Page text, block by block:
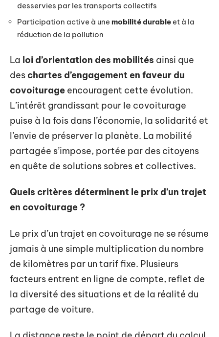
desservies par les transports collectifs
Participation active à une mobilité durable et à la
réduction de la pollution
La loi d’orientation des mobilités ainsi que
des chartes d’engagement en faveur du
covoiturage encouragent cette évolution.
L’intérêt grandissant pour le covoiturage
puise à la fois dans l’économie, la solidarité et
l’envie de préserver la planète. La mobilité
partagée s’impose, portée par des citoyens
en quête de solutions sobres et collectives.
Quels critères déterminent le prix d’un trajet
en covoiturage ?
Le prix d’un trajet en covoiturage ne se résume
jamais à une simple multiplication du nombre
de kilomètres par un tarif fixe. Plusieurs
facteurs entrent en ligne de compte, reflet de
la diversité des situations et de la réalité du
partage de voiture.